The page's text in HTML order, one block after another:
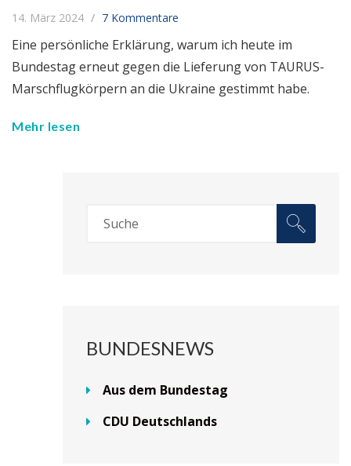
14. März 2024 7 Kommentare
Eine persönliche Erklärung, warum ich heute im
Bundestag erneut gegen die Lieferung von TAURUS-
Marschflugkörpern an die Ukraine gestimmt habe.
Mehr lesen
BUNDESNEWS
Aus dem Bundestag
CDU Deutschlands